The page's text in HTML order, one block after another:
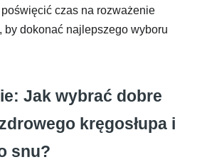
czas na rozważenie
by dokonać najlepszego wyboru
Jak wybrać dobre
kręgosłupa i
snu?